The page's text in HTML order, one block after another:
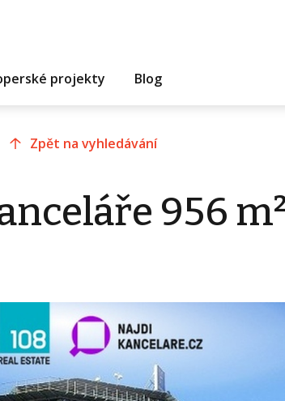
projekty Blog
Zpět na vyhledávání
956